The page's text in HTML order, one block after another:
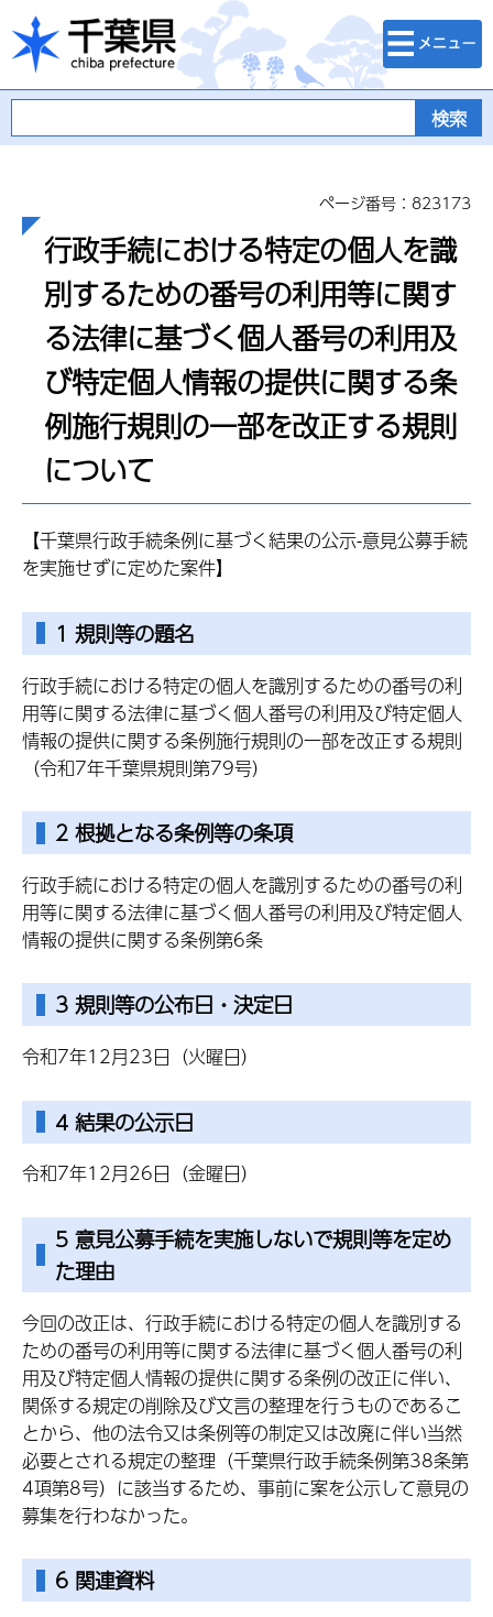
千葉県
検索・メニュ
ー
ページ番号：823173
行政手続における特定の個人を識
別するための番号の利用等に関す
る法律に基づく個人番号の利用及
び特定個人情報の提供に関する条
例施行規則の一部を改正する規則
について
【千葉県行政手続条例に基づく結果の公示-意見公募手続
を実施せずに定めた案件】
1 規則等の題名
行政手続における特定の個人を識別するための番号の利
用等に関する法律に基づく個人番号の利用及び特定個人
情報の提供に関する条例施行規則の一部を改正する規則
（令和7年千葉県規則第79号）
2 根拠となる条例等の条項
行政手続における特定の個人を識別するための番号の利
用等に関する法律に基づく個人番号の利用及び特定個人
情報の提供に関する条例第6条
3 規則等の公布日・決定日
令和7年12月23日（火曜日）
4 結果の公示日
令和7年12月26日（金曜日）
5 意見公募手続を実施しないで規則等を定め
た理由
今回の改正は、行政手続における特定の個人を識別する
ための番号の利用等に関する法律に基づく個人番号の利
用及び特定個人情報の提供に関する条例の改正に伴い、
関係する規定の削除及び文言の整理を行うものであるこ
とから、他の法令又は条例等の制定又は改廃に伴い当然
必要とされる規定の整理（千葉県行政手続条例第38条第
4項第8号）に該当するため、事前に案を公示して意見の
募集を行わなかった。
6 関連資料